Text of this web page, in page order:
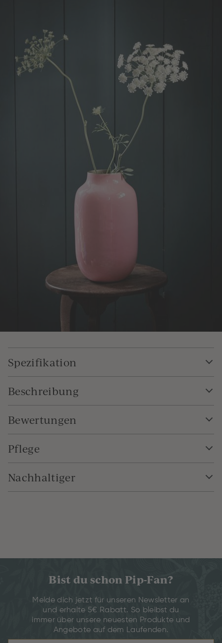
Spezifikation
Beschreibung
Bewertungen
Pflege
Nachhaltiger
Bist du schon Pip-Fan?
Melde dich jetzt für unseren Newsletter an
und erhalte 5€ Rabatt. So bleibst du
immer über unsere neuesten Produkte und
Angebote auf dem Laufenden.